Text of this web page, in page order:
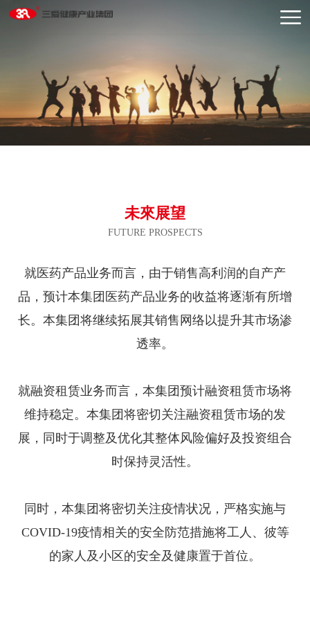
未來展望
FUTURE PROSPECTS
就医药产品业务而言，由于销售高利润的自产产
品，预计本集团医药产品业务的收益将逐渐有所增
长。本集团将继续拓展其销售网络以提升其市场渗
透率。
就融资租赁业务而言，本集团预计融资租赁市场将
维持稳定。本集团将密切关注融资租赁市场的发
展，同时于调整及优化其整体风险偏好及投资组合
时保持灵活性。
同时，本集团将密切关注疫情状况，严格实施与
COVID-19疫情相关的安全防范措施将工人、彼等
的家人及小区的安全及健康置于首位。